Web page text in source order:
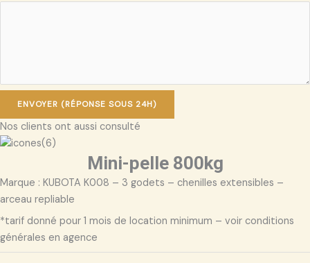
ENVOYER (RÉPONSE SOUS 24H)
Nos clients ont aussi consulté
Mini-pelle 800kg
Marque : KUBOTA K008 – 3 godets – chenilles extensibles –
arceau repliable
*tarif donné pour 1 mois de location minimum – voir conditions
générales en agence